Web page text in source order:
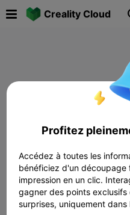
Creality Cloud
Profitez
Accédez à toutes les
bénéficiez d'un
impression en un clic.
gagner des points
surprises, uniquement